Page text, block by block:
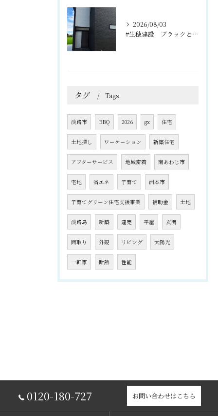
2026/08/03
#生穂建設 ブラックとグレーのコントラストがスタイリッシュな...
タグ Tags
淡路市 BBQ 2026 gx 住宅
土地探し ワーケーション 新築住宅
アフターサービス 地域密着 南あわじ市
宅地 省エネ 子育て 洲本市
子育てグリーン住宅支援事業 補助金 土地
淡路島 新築 建売 平屋 玄関
間取り 外観 リビング 太陽光
一軒家 断熱 性能
0120-180-727 お問い合わせはこちら